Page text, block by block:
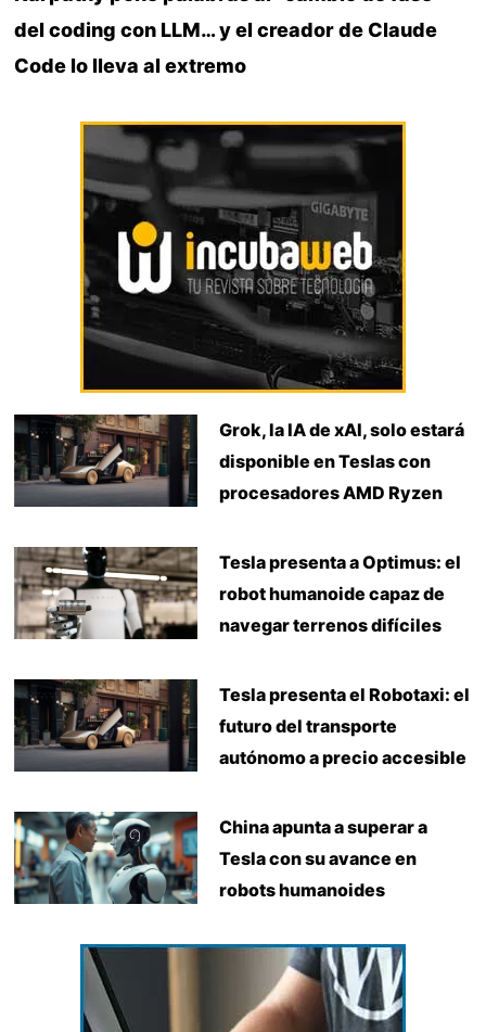
del coding con LLM… y el creador de Claude
Code lo lleva al extremo
Grok, la IA de xAI, solo estará
disponible en Teslas con
procesadores AMD Ryzen
Tesla presenta a Optimus: el
robot humanoide capaz de
navegar terrenos difíciles
Tesla presenta el Robotaxi: el
futuro del transporte
autónomo a precio accesible
China apunta a superar a
Tesla con su avance en
robots humanoides